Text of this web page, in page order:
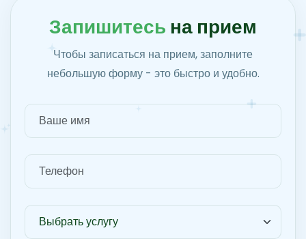
Запишитесь на прием
Чтобы записаться на прием, заполните
небольшую форму - это быстро и удобно.